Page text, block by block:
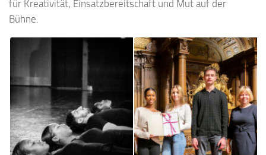
für Kreativität, Einsatzbereitschaft und Mut auf der
Bühne.